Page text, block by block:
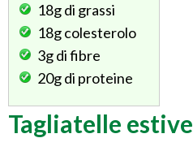
18gdi grassi
18gcolesterolo
3gdi fibre
20gdi proteine
Tagliatelle estive